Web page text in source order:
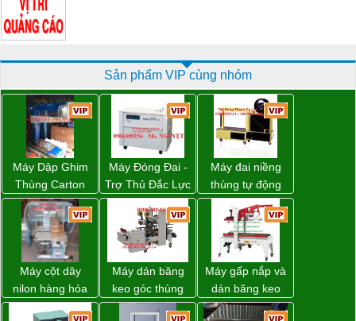
Sản phẩm VIP cùng nhóm
Máy Dập Ghim
Thùng Carton
Wp-1200 Chính
Hãng Đài Loan
Máy Đóng Đai -
Trợ Thủ Đắc Lực
Cho Mọi Doanh
Nghiệp Trong
Khâu Đóng Gói
Máy đai niềng
thùng tự động
DBA-80A Đài
Loan giá rẻ
Máy cột dây
nilon hàng hóa
model CY-100
Máy dán băng
keo góc thùng
carton giá tốt
Máy gấp nắp và
dán băng keo
thùng carton tự